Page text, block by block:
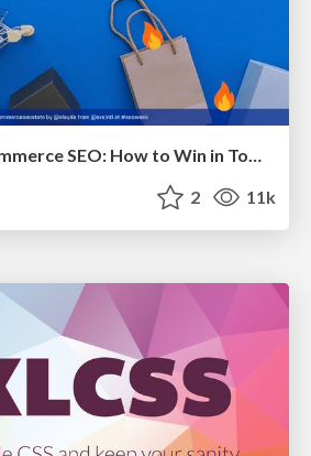
The State of eCommerce SEO: How to Win in Today's Products SERPs - #SEOweek
2 11k